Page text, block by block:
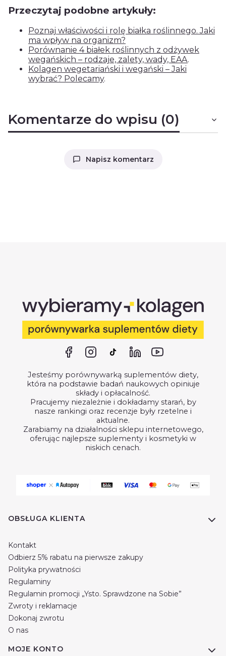
Przeczytaj podobne artykuły:
Poznaj właściwości i rolę białka roślinnego. Jaki
ma wpływ na organizm?
Porównanie 4 białek roślinnych z odżywek
wegańskich – rodzaje, zalety, wady, EAA.
Kolagen wegetariański i wegański – Jaki
wybrać? Polecamy.
Komentarze do wpisu (0)
Napisz komentarz
Jesteśmy porównywarką suplementów diety,
która na podstawie badań naukowych opiniuje
składy i opłacalność.
Pracujemy niezależnie i dokładamy starań, by
nasze rankingi oraz recenzje były rzetelne i
aktualne.
Zarabiamy na działalności sklepu internetowego,
oferując najlepsze suplementy i kosmetyki w
niskich cenach.
Linki w stopce
OBSŁUGA KLIENTA
Kontakt
Odbierz 5% rabatu na pierwsze zakupy
Polityka prywatności
Regulaminy
Regulamin promocji „Ysto. Sprawdzone na Sobie”
Zwroty i reklamacje
Dokonaj zwrotu
O nas
MOJE KONTO